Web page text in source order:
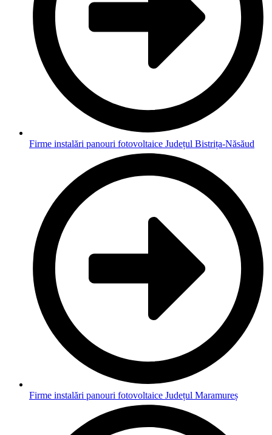
Firme instalări panouri fotovoltaice Județul Bistrița-Năsăud
Firme instalări panouri fotovoltaice Județul Maramureș